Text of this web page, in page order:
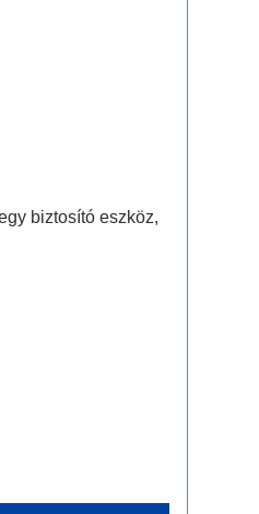
biztosító eszköz,